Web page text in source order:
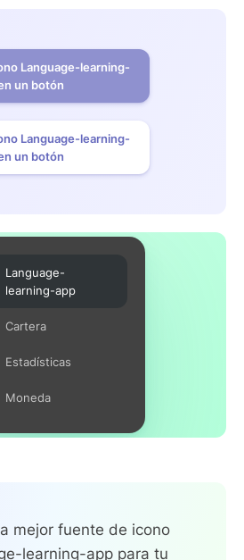
Language-learning-
un botón
Language-learning-
un botón
Language-
learning-app
Cartera
Estadísticas
Moneda
mejor fuente de icono
learning-app para tu